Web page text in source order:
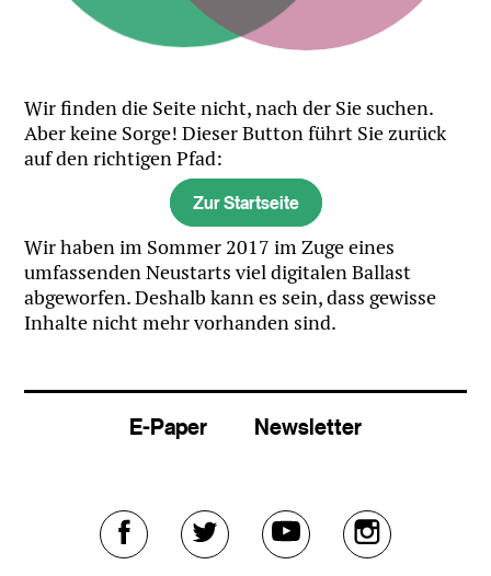
Wir finden die Seite nicht, nach der Sie suchen.
Aber keine Sorge! Dieser Button führt Sie zurück
auf den richtigen Pfad:
Zur Startseite
Wir haben im Sommer 2017 im Zuge eines
umfassenden Neustarts viel digitalen Ballast
abgeworfen. Deshalb kann es sein, dass gewisse
Inhalte nicht mehr vorhanden sind.
E-Paper Newsletter
Externer Externer Externer Externer